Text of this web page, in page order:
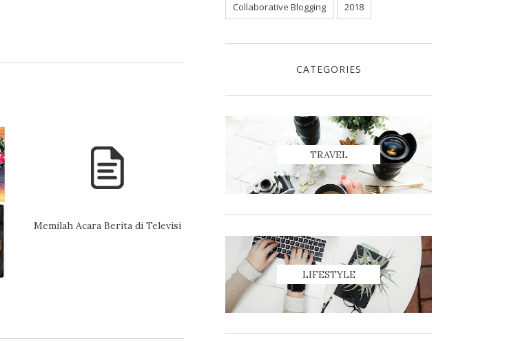
Memilah Acara Berita di Televisi
Collaborative Blogging 2018
CATEGORIES
TRAVEL
LIFESTYLE